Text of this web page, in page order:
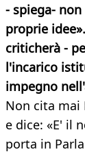
- spiega-
proprie
criticherà -
l'incarico
impegno
Non cita mai
e dice: «E' il
porta in